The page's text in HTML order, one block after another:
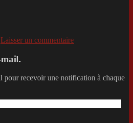
Laisser un commentaire
pour recevoir une notification à chaque